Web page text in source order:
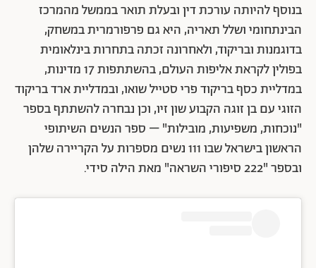
בנוסף להיותה עורכת דין ובעלת תואר בממשל מהמרכז
הבינתחומי ושלל תאריה, היא גם פרפורמרית במשחק,
בדוגמנות ובריקוד, ולאחרונה זכתה בתחרות בינלאומית
בפולין לקראת אליפות העולם, בהשתתפות 17 מדינות,
במדליית כסף בריקוד פרי סטייל שואו, ובמדליית ארד בריקוד
הזוגי עם בן זוגה הקבוע שון זיו, וכן נבחרה להשתתף בספר
"נוכחות, משפיעות, מובילות" – ספר הנשים השיתופי
הראשון בישראל שבו 111 נשים מספרות על הקריירה שלהן
ובספר "222 סיפורי השראה" מאת הילה סידי.